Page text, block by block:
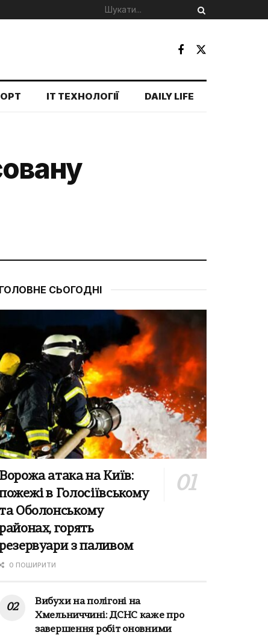
IT ТЕХНОЛОГІЇ DAILY LIFE
ГОЛОВНЕ СЬОГОДНІ
Ворожа атака на Київ:
в Голосіївському
та Оболонському
горять
з паливом
0 ПОШИРИТИ
Вибухи на полігоні на
Хмельниччині: ДСНС каже про
завершення робіт оновними